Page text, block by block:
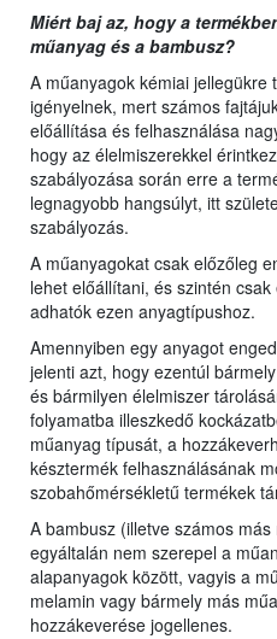
Miért baj az, hogy a
műanyag és a bambusz?
A műanyagok kémiai jellegükre
igényelnek, mert számos
előállítása és felhasználása
hogy az élelmiszerekkel
szabályozása során erre a
legnagyobb hangsúlyt, itt
szabályozás.
A műanyagokat csak előzőleg
lehet előállítani, és szintén
adhatók ezen anyagtípushoz.
Amennyiben egy anyagot
jelenti azt, hogy ezentúl
és bármilyen élelmiszer
folyamatba illeszkedő
műanyag típusát, a
késztermék felhasználásának
szobahőmérsékletű termékek
A bambusz (illetve számos
egyáltalán nem szerepel a
alapanyagok között, vagyis a
melamin vagy bármely más
hozzákeverése jogellenes.